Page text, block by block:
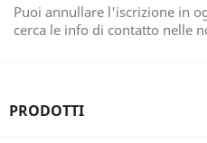
Puoi annullare l'iscrizione in
cerca le info di contatto nelle
PRODOTTI